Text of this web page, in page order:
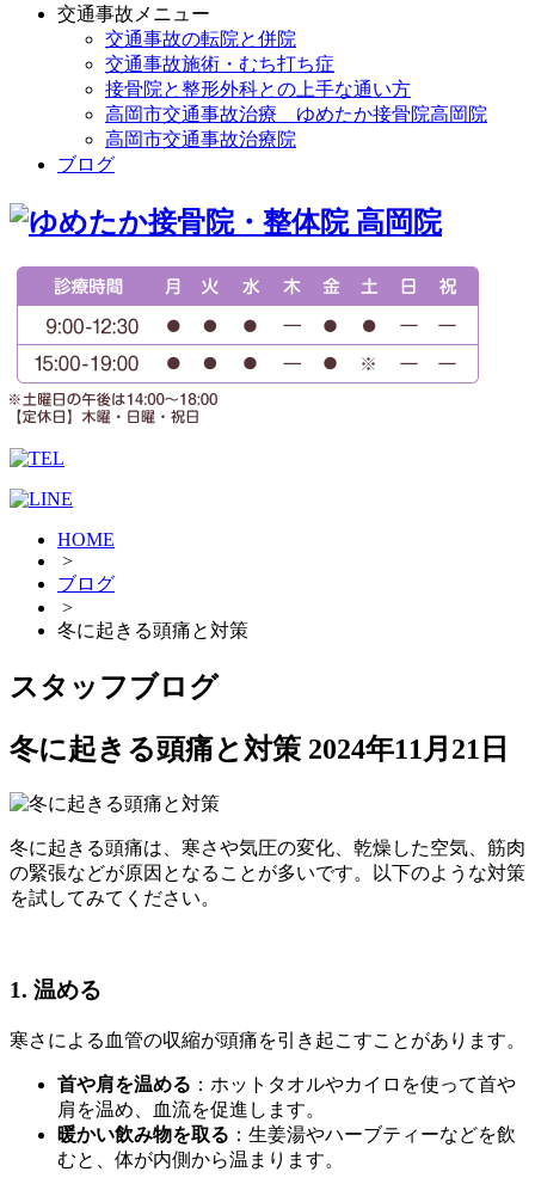
交通事故メニュー
交通事故の転院と併院
交通事故施術・むち打ち症
接骨院と整形外科との上手な通い方
高岡市交通事故治療 ゆめたか接骨院高岡院
高岡市交通事故治療院
ブログ
HOME
>
ブログ
>
冬に起きる頭痛と対策
スタッフブログ
冬に起きる頭痛と対策 2024年11月21日
冬に起きる頭痛は、寒さや気圧の変化、乾燥した空気、筋肉
の緊張などが原因となることが多いです。以下のような対策
を試してみてください。
1. 温める
寒さによる血管の収縮が頭痛を引き起こすことがあります。
首や肩を温める ：ホットタオルやカイロを使って首や
肩を温め、血流を促進します。
暖かい飲み物を取る ：生姜湯やハーブティーなどを飲
むと、体が内側から温まります。